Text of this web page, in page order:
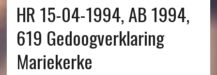
HR 15-04-1994, AB 1994,
619 Gedoogverklaring
Mariekerke